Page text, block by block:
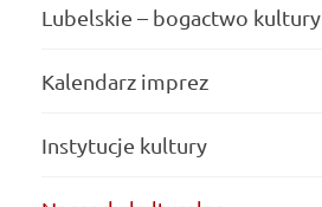
Lubelskie – bogactwo kultury
Kalendarz imprez
Instytucje kultury